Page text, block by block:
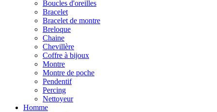
Boucles d'oreilles
Bracelet
Bracelet de montre
Breloque
Chaine
Chevillère
Coffre à bijoux
Montre
Montre de poche
Pendentif
Percing
Nettoyeur
Homme